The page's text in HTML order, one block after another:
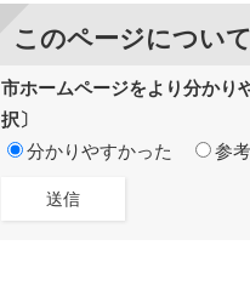
このページについて
市ホームページをより分かり
択〕
分かりやすかった
参